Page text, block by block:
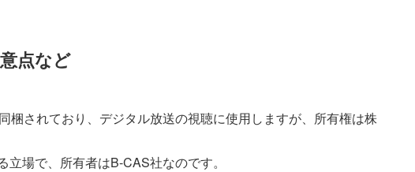
点など
梱されており、デジタル放送の視聴に使用しますが、所有権は株
場で、所有者はB-CAS社なのです。